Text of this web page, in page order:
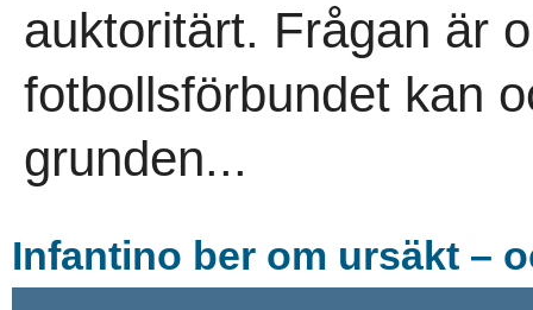
auktoritärt. Frågan är
fotbollsförbundet kan
grunden...
Infantino ber om ursäkt –